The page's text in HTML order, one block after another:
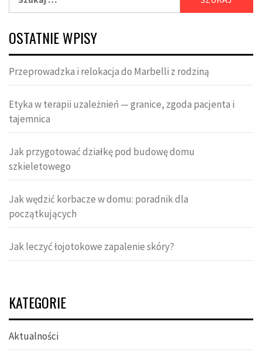
OSTATNIE WPISY
Przeprowadzka i relokacja do Marbelli z rodziną
Etyka w terapii uzależnień — granice, zgoda pacjenta i
tajemnica
Jak przygotować działkę pod budowę domu
szkieletowego
Jak wędzić korbacze w domu: poradnik dla
początkujących
Jak leczyć łojotokowe zapalenie skóry?
KATEGORIE
Aktualności